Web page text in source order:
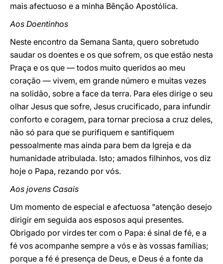
mais afectuoso e a minha Bênção Apostólica.
Aos Doentinhos
Neste encontro da Semana Santa, quero sobretudo
saudar os doentes e os que sofrem, os que estão nesta
Praça e os que — todos muito queridos ao meu
coração — vivem, em grande número e muitas vezes
na solidão, sobre a face da terra. Para eles dirige o seu
olhar Jesus que sofre, Jesus crucificado, para infundir
conforto e coragem, para tornar preciosa a cruz deles,
não só para que se purifiquem e santifiquem
pessoalmente mas ainda para bem da Igreja e da
humanidade atribulada. Isto; amados filhinhos, vos diz
hoje o Papa, rezando por vós.
Aos jovens Casais
Um momento de especial e afectuosa "atenção desejo
dirigir em seguida aos esposos aqui presentes.
Obrigado por virdes ter com o Papa: é sinal de fé, e a
fé vos acompanhe sempre a vós e às vossas famílias;
porque a fé é presença de Deus, e Deus é a fonte da